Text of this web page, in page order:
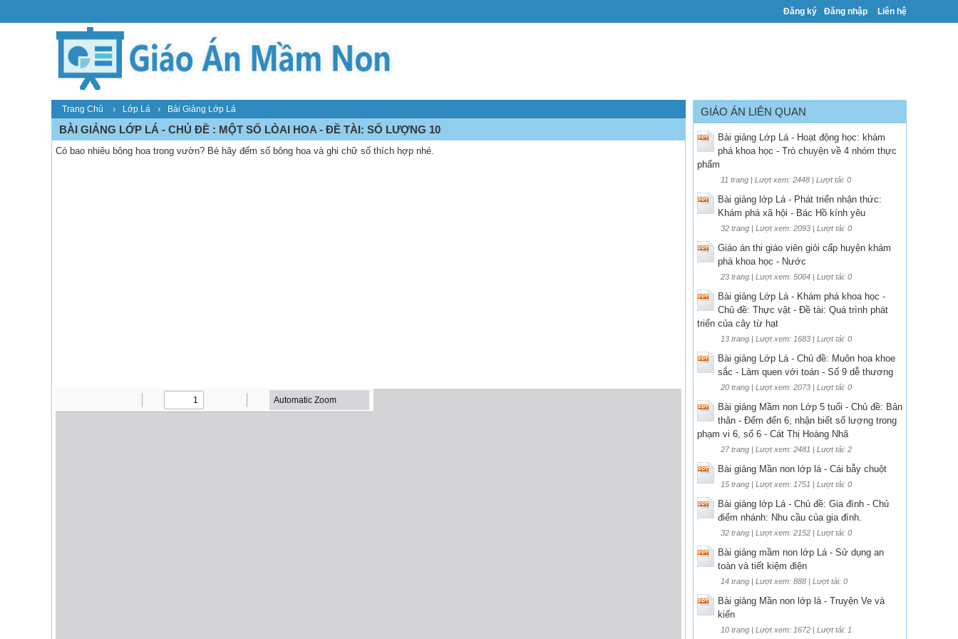
Đăng ký Đăng nhập Liên hệ
Trang Chủ › Lớp Lá › Bài Giảng Lớp Lá
BÀI GIẢNG LỚP LÁ - CHỦ ĐỀ : MỘT SỐ LÒAI HOA - ĐỀ TÀI: SỐ LƯỢNG 10
Có bao nhiêu bông hoa trong vườn? Bé hãy đếm số bông hoa và ghi chữ số thích hợp nhé.
GIÁO ÁN LIÊN QUAN
Bài giảng Lớp Lá - Hoạt động học: khám
phá khoa học - Trò chuyện về 4 nhóm thực
phẩm
11 trang | Lượt xem: 2448 | Lượt tải: 0
Bài giảng lớp Lá - Phát triển nhận thức:
Khám phá xã hội - Bác Hồ kính yêu
32 trang | Lượt xem: 2093 | Lượt tải: 0
Giáo án thi giáo viên giỏi cấp huyện khám
phá khoa học - Nước
23 trang | Lượt xem: 5064 | Lượt tải: 0
Bài giảng Lớp Lá - Khám phá khoa học -
Chủ đề: Thực vật - Đề tài: Quá trình phát
triển của cây từ hạt
13 trang | Lượt xem: 1683 | Lượt tải: 0
Bài giảng Lớp Lá - Chủ đề: Muôn hoa khoe
sắc - Làm quen với toán - Số 9 dễ thương
20 trang | Lượt xem: 2073 | Lượt tải: 0
Bài giảng Mầm non Lớp 5 tuổi - Chủ đề: Bản
thân - Đếm đến 6, nhận biết số lượng trong
phạm vi 6, số 6 - Cát Thị Hoàng Nhã
27 trang | Lượt xem: 2481 | Lượt tải: 2
Bài giảng Mần non lớp lá - Cái bẫy chuột
15 trang | Lượt xem: 1751 | Lượt tải: 0
Bài giảng lớp Lá - Chủ đề: Gia đình - Chủ
điểm nhánh: Nhu cầu của gia đình.
32 trang | Lượt xem: 2152 | Lượt tải: 0
Bài giảng mầm non lớp Lá - Sử dụng an
toàn và tiết kiệm điện
14 trang | Lượt xem: 888 | Lượt tải: 0
Bài giảng Mần non lớp lá - Truyện Ve và
kiến
10 trang | Lượt xem: 1672 | Lượt tải: 1